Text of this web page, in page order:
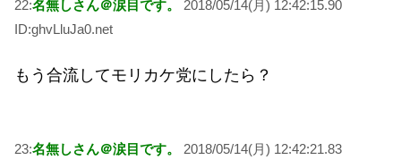
22:名無しさん＠涙目です。
2018/05/14(月) 12:42:15.90
ID:ghvLluJa0.net
もう合流してモリカケ党にしたら？
23:名無しさん＠涙目です。
2018/05/14(月) 12:42:21.83